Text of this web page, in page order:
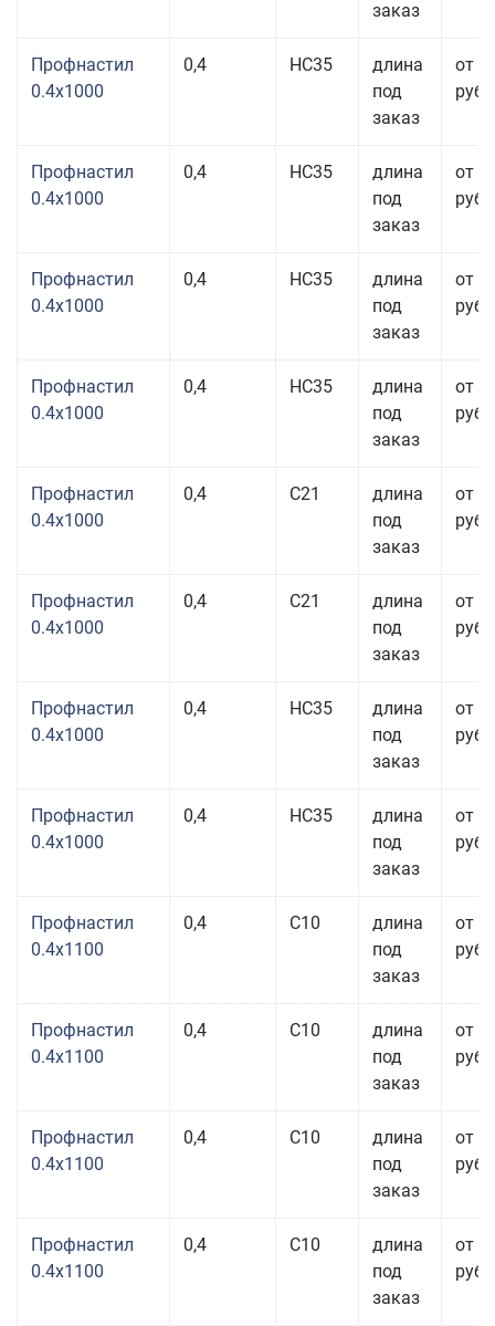
заказ
Профнастил
0.4x1000
0,4 НС35
длина
под
заказ
от
руб.
Профнастил
0.4x1000
0,4 НС35
длина
под
заказ
от
руб.
Профнастил
0.4x1000
0,4 НС35
длина
под
заказ
от
руб.
Профнастил
0.4x1000
0,4 НС35
длина
под
заказ
от
руб.
Профнастил
0.4x1000
0,4 С21
длина
под
заказ
от
руб.
Профнастил
0.4x1000
0,4 С21
длина
под
заказ
от
руб.
Профнастил
0.4x1000
0,4 НС35
длина
под
заказ
от
руб.
Профнастил
0.4x1000
0,4 НС35
длина
под
заказ
от
руб.
Профнастил
0.4x1100
0,4 С10
длина
под
заказ
от
руб.
Профнастил
0.4x1100
0,4 С10
длина
под
заказ
от
руб.
Профнастил
0.4x1100
0,4 С10
длина
под
заказ
от
руб.
Профнастил
0.4x1100
0,4 С10
длина
под
заказ
от
руб.